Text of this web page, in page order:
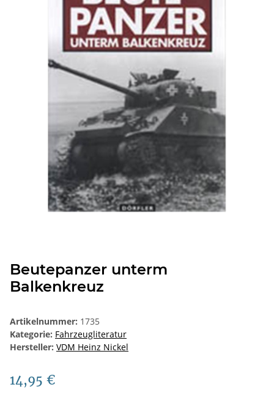
Beutepanzer unterm
Balkenkreuz
Artikelnummer: 1735
Kategorie: Fahrzeugliteratur
Hersteller: VDM Heinz Nickel
14,95 €